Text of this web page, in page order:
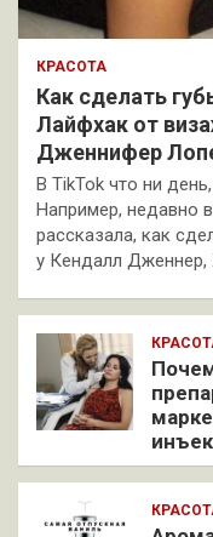
КРАСОТА
Как сделать
Лайфхак от
Дженнифер
В TikTok что ни
Например, недавно
рассказала, как
у Кендалл